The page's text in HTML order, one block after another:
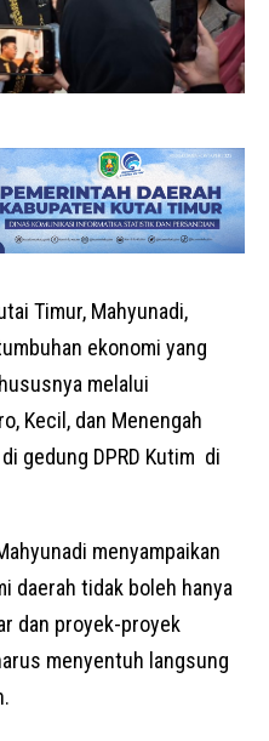
Timur, Mahyunadi,
ekonomi yang
melalui
Kecil, dan Menengah
gedung DPRD Kutim di
menyampaikan
daerah tidak boleh hanya
dan proyek-proyek
menyentuh langsung